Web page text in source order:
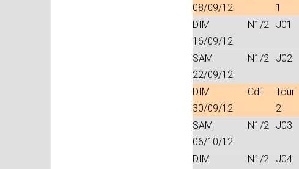
08/09/12
1
DIM
16/09/12
N1/2 J01
SAM
22/09/12
N1/2 J02
DIM
30/09/12
CdF
Tour
2
SAM
06/10/12
N1/2 J03
DIM
N1/2 J04